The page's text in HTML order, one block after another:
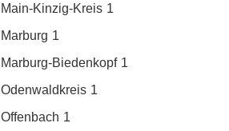
Main-Kinzig-Kreis 1
Marburg 1
Marburg-Biedenkopf 1
Odenwaldkreis 1
Offenbach 1